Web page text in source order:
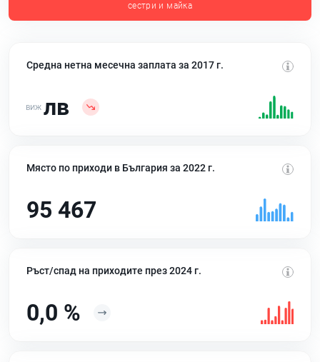
сестри и майка
Средна нетна месечна заплата за 2017 г.
лв
Място по приходи в България за 2022 г.
95 467
Ръст/спад на приходите през 2024 г.
0,0 %